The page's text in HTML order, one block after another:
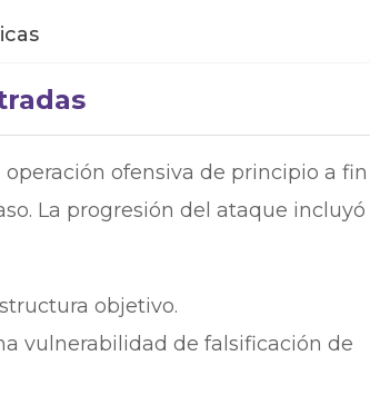
ofensiva de principio a fin
La progresión del ataque incluyó
objetivo.
vulnerabilidad de falsificación de